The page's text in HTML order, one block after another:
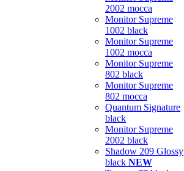
2002 mocca
Monitor Supreme
1002 black
Monitor Supreme
1002 mocca
Monitor Supreme
802 black
Monitor Supreme
802 mocca
Quantum Signature
black
Monitor Supreme
2002 black
Shadow 209 Glossy
black NEW